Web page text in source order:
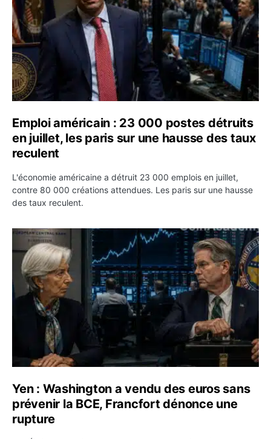
Emploi américain : 23 000 postes détruits
en juillet, les paris sur une hausse des taux
reculent
L'économie américaine a détruit 23 000 emplois en juillet,
contre 80 000 créations attendues. Les paris sur une hausse
des taux reculent.
Yen : Washington a vendu des euros sans prévenir la
Yen : Washington a vendu des euros sans
prévenir la BCE, Francfort dénonce une
rupture